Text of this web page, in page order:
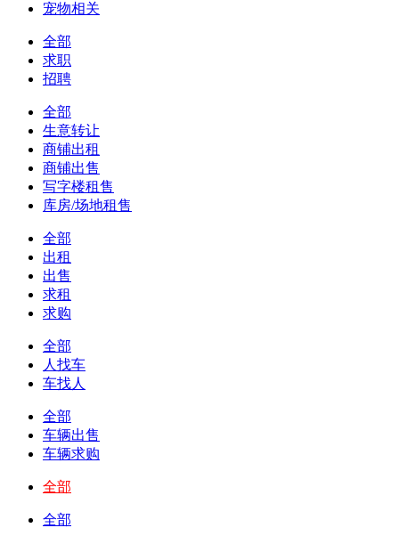
宠物相关
全部
求职
招聘
全部
生意转让
商铺出租
商铺出售
写字楼租售
库房/场地租售
全部
出租
出售
求租
求购
全部
人找车
车找人
全部
车辆出售
车辆求购
全部
全部